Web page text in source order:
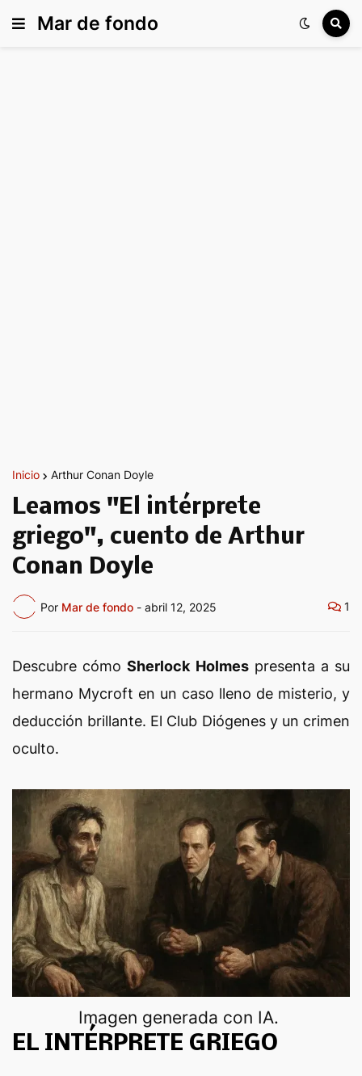
Mar de fondo
Inicio Arthur Conan Doyle
Leamos "El intérprete
griego", cuento de Arthur
Conan Doyle
Por Mar de fondo - abril 12, 2025 1
Descubre cómoSherlock Holmespresenta a su
hermano Mycroft en un caso lleno de misterio, y
deducción brillante. El Club Diógenes y un crimen
oculto.
Imagen generada con IA.
EL INTÉRPRETE GRIEGO